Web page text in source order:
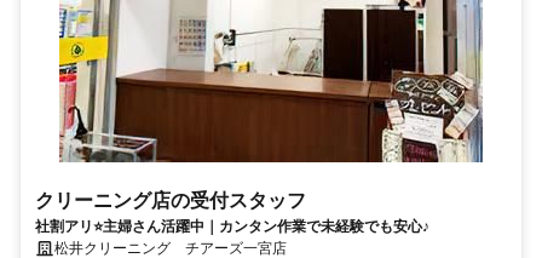
クリーニング店の受付スタッフ
社割アリ⭐主婦さん活躍中｜カンタン作業で未経験でも安心♪
松井クリーニング チアーズ一宮店